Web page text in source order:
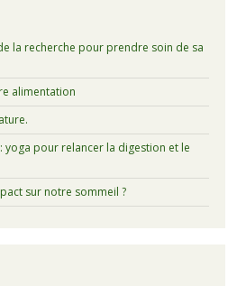
la recherche pour prendre soin de sa
alimentation
yoga pour relancer la digestion et le
sur notre sommeil ?